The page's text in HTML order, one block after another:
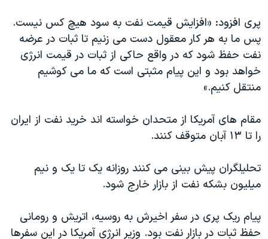
پری افزود: «افزایش قیمت نفت به سود هیچ کس نیست.
پس ما به هر کار معقول دست می زنیم تا ثبات در عرضه
نفت حفظ شود که در واقع حاکی از ثبات در قیمت انرژی
خواهد بود و این پیام مثبتی است که ما می کوشیم
منتقل کنیم.»
مقام های آمریکا از متحدان خواسته اند خرید نفت از ایران
را تا ۱۳ آبان متوقف کنند.
تحلیلگران پیش بینی می کنند روزانه یک تا یک و نیم
میلیون بشکه نفت از بازار خارج شود.
پیام ریک پری در سفر اخیرش به روسیه، اتریش و رومانی
حفظ ثبات در بازار نفت بود. وزیر انرژی آمریکا در این سفرها